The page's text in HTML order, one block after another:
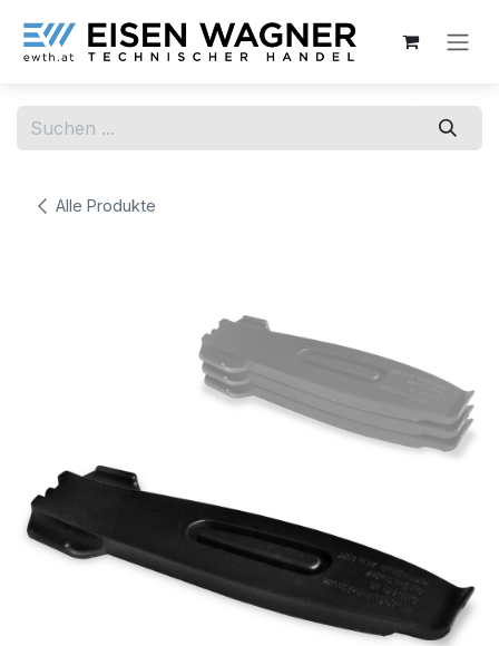
Alle Produkte